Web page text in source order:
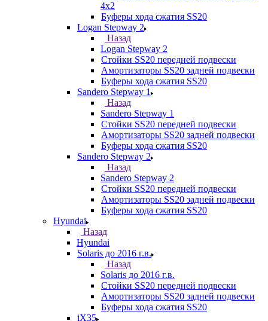
4х2
Буферы хода сжатия SS20
Logan Stepway 2
Назад
Logan Stepway 2
Стойки SS20 передней подвески
Амортизаторы SS20 задней подвески
Буферы хода сжатия SS20
Sandero Stepway 1
Назад
Sandero Stepway 1
Стойки SS20 передней подвески
Амортизаторы SS20 задней подвески
Буферы хода сжатия SS20
Sandero Stepway 2
Назад
Sandero Stepway 2
Стойки SS20 передней подвески
Амортизаторы SS20 задней подвески
Буферы хода сжатия SS20
Hyundai
Назад
Hyundai
Solaris до 2016 г.в.
Назад
Solaris до 2016 г.в.
Стойки SS20 передней подвески
Амортизаторы SS20 задней подвески
Буферы хода сжатия SS20
iX35